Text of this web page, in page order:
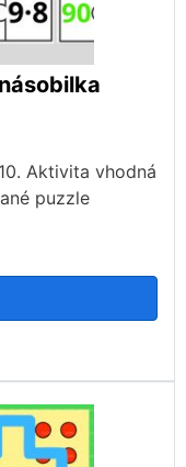
Aktivita vhodná
puzzle